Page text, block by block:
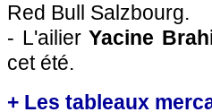
Red Bull Salzbourg.
- L'ailierYacine
cet été.
+ Les tableaux